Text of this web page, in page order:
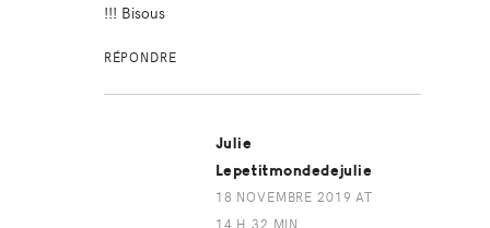
!!! Bisous
RÉPONDRE
Julie
Lepetitmondedejulie
18 NOVEMBRE 2019 AT
14 H 32 MIN